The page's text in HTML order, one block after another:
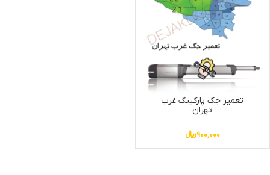
تعمیر جک پارکینگ غرب
تهران
900,000﷼